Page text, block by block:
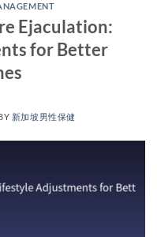
Ejaculation:
for Better
新加坡男性保健​